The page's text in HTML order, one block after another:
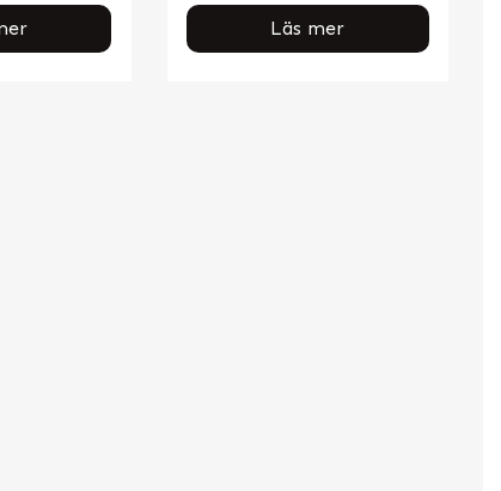
Läs mer